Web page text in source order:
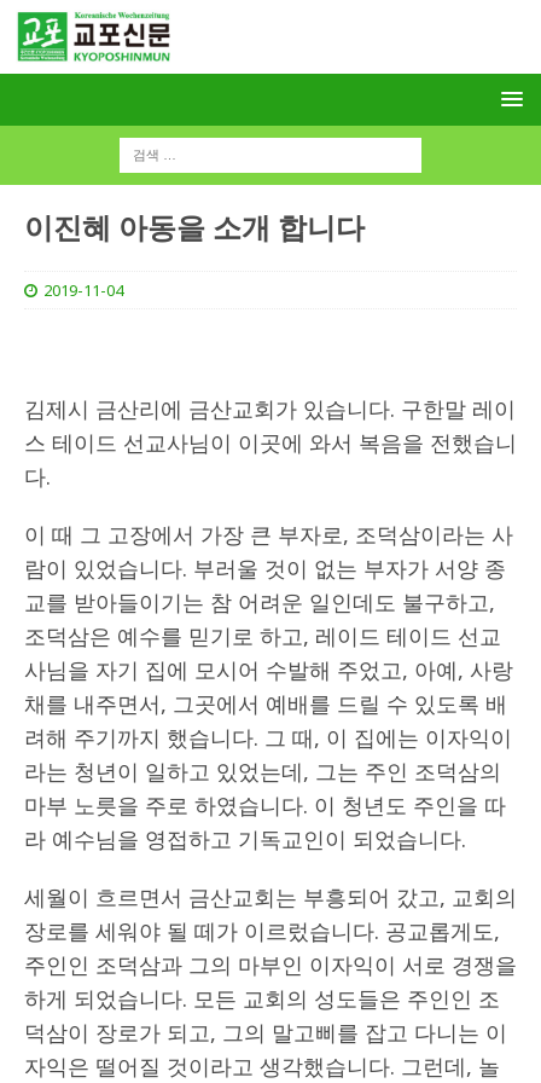
이진혜 아동을 소개 합니다
2019-11-04
김제시 금산리에 금산교회가 있습니다. 구한말 레이
스 테이드 선교사님이 이곳에 와서 복음을 전했습니
다.
이 때 그 고장에서 가장 큰 부자로, 조덕삼이라는 사
람이 있었습니다. 부러울 것이 없는 부자가 서양 종
교를 받아들이기는 참 어려운 일인데도 불구하고,
조덕삼은 예수를 믿기로 하고, 레이드 테이드 선교
사님을 자기 집에 모시어 수발해 주었고, 아예, 사랑
채를 내주면서, 그곳에서 예배를 드릴 수 있도록 배
려해 주기까지 했습니다. 그 때, 이 집에는 이자익이
라는 청년이 일하고 있었는데, 그는 주인 조덕삼의
마부 노릇을 주로 하였습니다. 이 청년도 주인을 따
라 예수님을 영접하고 기독교인이 되었습니다.
세월이 흐르면서 금산교회는 부흥되어 갔고, 교회의
장로를 세워야 될 떼가 이르렀습니다. 공교롭게도,
주인인 조덕삼과 그의 마부인 이자익이 서로 경쟁을
하게 되었습니다. 모든 교회의 성도들은 주인인 조
덕삼이 장로가 되고, 그의 말고삐를 잡고 다니는 이
자익은 떨어질 것이라고 생각했습니다. 그런데, 놀